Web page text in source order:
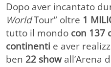
Dopo aver incantato
WorldTour” oltre 1
tutto il mondo con 137
continenti e aver
ben 22 showall’Arena